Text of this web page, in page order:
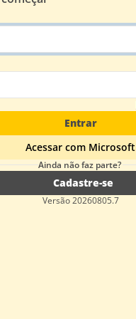
Entrar
Acessar com Microsoft
Ainda não faz parte?
Cadastre-se
Versão 20260805.7